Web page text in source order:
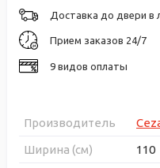
Доставка до двери в
Прием заказов 24/7
9 видов оплаты
Производитель
Ширина (см)
110